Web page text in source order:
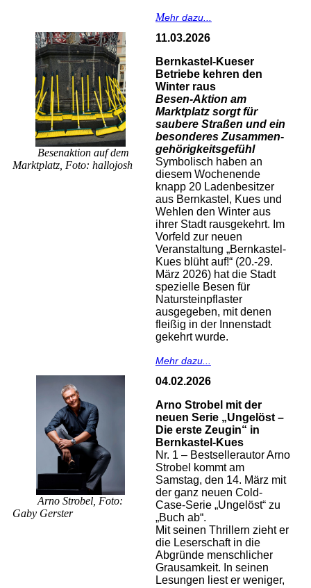
Mehr dazu...
Besenaktion auf dem
Marktplatz, Foto: hallojosh
11.03.2026
Bernkastel-Kueser
Betriebe kehren den
Winter raus
Besen-Aktion am
Marktplatz sorgt für
saubere Straßen und ein
besonderes Zusammen-
gehörigkeitsgefühl
Symbolisch haben an
diesem Wochenende
knapp 20 Ladenbesitzer
aus Bernkastel, Kues und
Wehlen den Winter aus
ihrer Stadt rausgekehrt. Im
Vorfeld zur neuen
Veranstaltung „Bernkastel-
Kues blüht auf!“ (20.-29.
März 2026) hat die Stadt
spezielle Besen für
Natursteinpflaster
ausgegeben, mit denen
fleißig in der Innenstadt
gekehrt wurde.
Mehr dazu...
Arno Strobel, Foto:
Gaby Gerster
04.02.2026
Arno Strobel mit der
neuen Serie „Ungelöst –
Die erste Zeugin“ in
Bernkastel-Kues
Nr. 1 – Bestsellerautor Arno
Strobel kommt am
Samstag, den 14. März mit
der ganz neuen Cold-
Case-Serie „Ungelöst“ zu
„Buch ab“.
Mit seinen Thrillern zieht er
die Leserschaft in die
Abgründe menschlicher
Grausamkeit. In seinen
Lesungen liest er weniger,